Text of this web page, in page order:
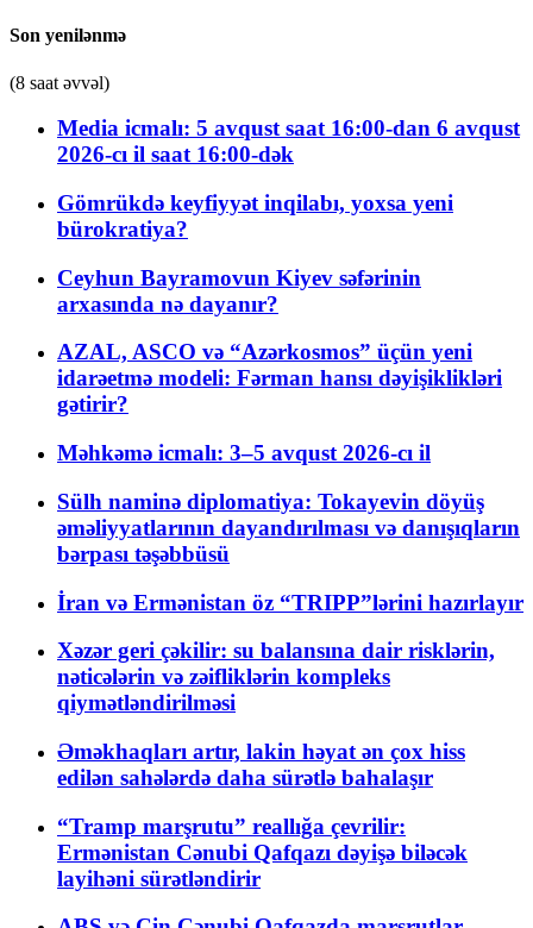
Son yenilənmə
(8 saat əvvəl)
Media icmalı: 5 avqust saat 16:00-dan 6 avqust
2026-cı il saat 16:00-dək
Gömrükdə keyfiyyət inqilabı, yoxsa yeni
bürokratiya?
Ceyhun Bayramovun Kiyev səfərinin
arxasında nə dayanır?
AZAL, ASCO və “Azərkosmos” üçün yeni
idarəetmə modeli: Fərman hansı dəyişiklikləri
gətirir?
Məhkəmə icmalı: 3–5 avqust 2026-cı il
Sülh naminə diplomatiya: Tokayevin döyüş
əməliyyatlarının dayandırılması və danışıqların
bərpası təşəbbüsü
İran və Ermənistan öz “TRIPP”lərini hazırlayır
Xəzər geri çəkilir: su balansına dair risklərin,
nəticələrin və zəifliklərin kompleks
qiymətləndirilməsi
Əməkhaqları artır, lakin həyat ən çox hiss
edilən sahələrdə daha sürətlə bahalaşır
“Tramp marşrutu” reallığa çevrilir:
Ermənistan Cənubi Qafqazı dəyişə biləcək
layihəni sürətləndirir